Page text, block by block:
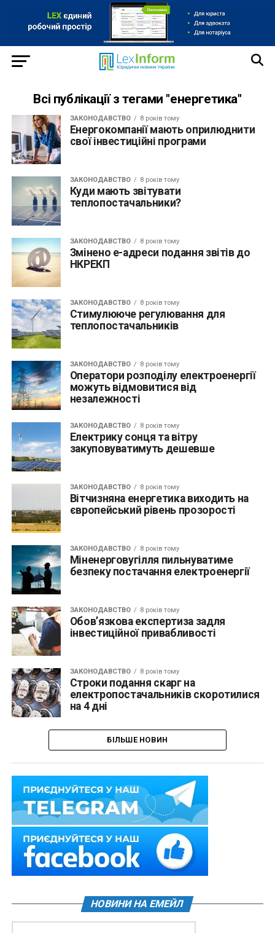
Всі публікації з тегами "енергетика"
ЗАКОНОДАВСТВО 8 років тому
Енергокомпанії мають оприлюднити
свої інвестиційні програми
ЗАКОНОДАВСТВО 8 років тому
Куди мають звітувати
теплопостачальники?
ЗАКОНОДАВСТВО 8 років тому
Змінено е-адреси подання звітів до
НКРЕКП
ЗАКОНОДАВСТВО 8 років тому
Стимулююче регулювання для
теплопостачальників
ЗАКОНОДАВСТВО 8 років тому
Оператори розподілу електроенергії
можуть відмовитися від
незалежності
ЗАКОНОДАВСТВО 8 років тому
Електрику сонця та вітру
закуповуватимуть дешевше
ЗАКОНОДАВСТВО 8 років тому
Вітчизняна енергетика виходить на
європейський рівень прозорості
ЗАКОНОДАВСТВО 8 років тому
Міненерговугілля пильнуватиме
безпеку постачання електроенергії
ЗАКОНОДАВСТВО 8 років тому
Обов’язкова експертиза задля
інвестиційної привабливості
ЗАКОНОДАВСТВО 8 років тому
Строки подання скарг на
електропостачальників скоротилися
на 4 дні
БІЛЬШЕ НОВИН
НОВИНИ НА ЕМЕЙЛ